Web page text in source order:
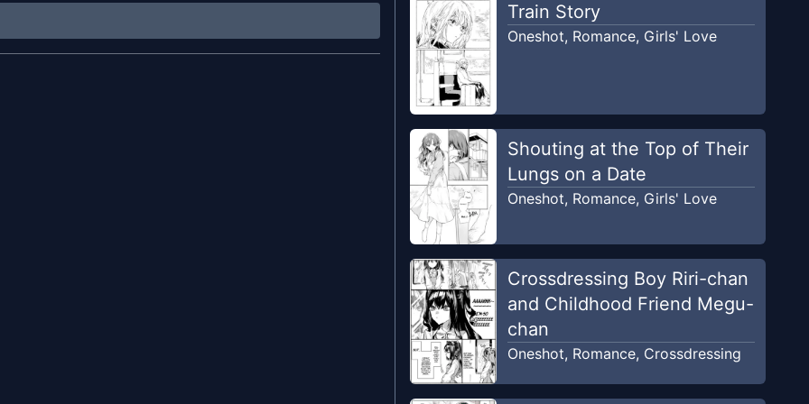
Train Story
Oneshot, Romance, Girls' Love
Shouting at the Top of Their
Lungs on a Date
Oneshot, Romance, Girls' Love
Crossdressing Boy Riri-chan
and Childhood Friend Megu-
chan
Oneshot, Romance, Crossdressing